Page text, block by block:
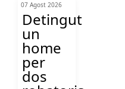
07 Agost 2026
Detingut
un
home
per
dos